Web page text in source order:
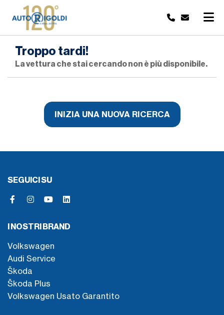
Troppo tardi!
La vettura che stai cercando non è più disponibile.
INIZIA UNA NUOVA RICERCA
SEGUICI SU
I NOSTRI BRAND
Volkswagen
Audi Service
Škoda
Škoda Plus
Volkswagen Usato Garantito